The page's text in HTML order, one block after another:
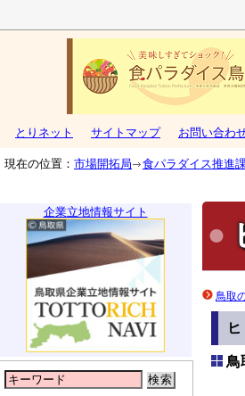
とりネット サイトマップ お問い合わ
現在の位置： 市場開拓局 食パラダイス推進
企業立地情報サイト
検索
鳥取
鳥